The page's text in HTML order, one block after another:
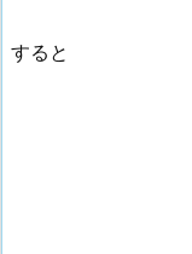
すると